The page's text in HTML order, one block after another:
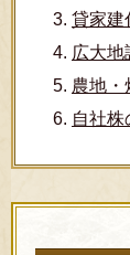
貸家建
広大地
農地・
自社株